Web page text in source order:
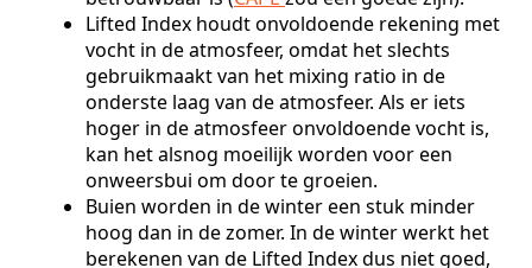
Lifted Index houdt onvoldoende rekening met
vocht in de atmosfeer, omdat het slechts
gebruikmaakt van het mixing ratio in de
onderste laag van de atmosfeer. Als er iets
hoger in de atmosfeer onvoldoende vocht is,
kan het alsnog moeilijk worden voor een
onweersbui om door te groeien.
Buien worden in de winter een stuk minder
hoog dan in de zomer. In de winter werkt het
berekenen van de Lifted Index dus niet goed,